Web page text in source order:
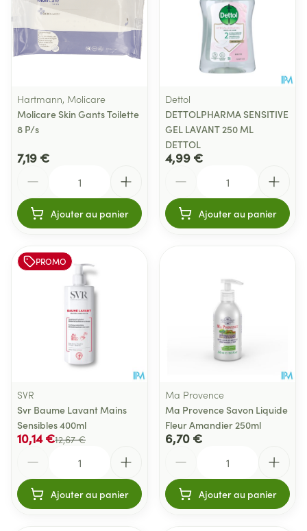
Hartmann, Molicare
Molicare Skin Gants Toilette
8 P/s
7,19 €
Ajouter au panier
Dettol
DETTOLPHARMA SENSITIVE
GEL LAVANT 250 ML
DETTOL
4,99 €
Ajouter au panier
PROMO
SVR
Svr Baume Lavant Mains
Sensibles 400ml
12,67 €
10,14 €
Ajouter au panier
Ma Provence
Ma Provence Savon Liquide
Fleur Amandier 250ml
6,70 €
Ajouter au panier